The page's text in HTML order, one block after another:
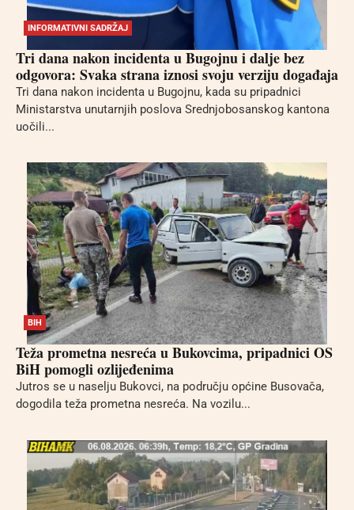
INFORMATIVNI SADRŽAJ
Tri dana nakon incidenta u Bugojnu i dalje bez
odgovora: Svaka strana iznosi svoju verziju događaja
Tri dana nakon incidenta u Bugojnu, kada su pripadnici
Ministarstva unutarnjih poslova Srednjobosanskog kantona
uočili...
BIH
Teža prometna nesreća u Bukovcima, pripadnici OS
BiH pomogli ozlijeđenima
Jutros se u naselju Bukovci, na području općine Busovača,
dogodila teža prometna nesreća. Na vozilu...